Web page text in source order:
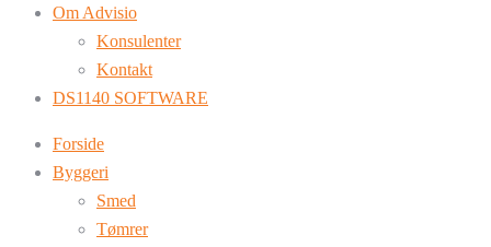
Om Advisio
Konsulenter
Kontakt
DS1140 SOFTWARE
Forside
Byggeri
Smed
Tømrer